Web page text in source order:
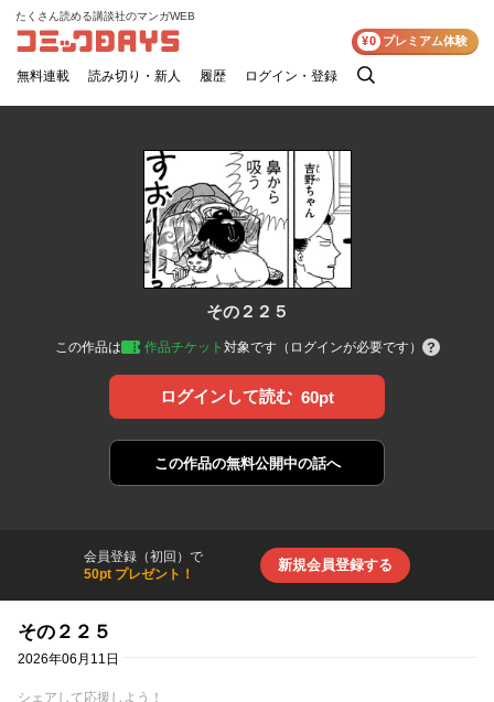
コミックDAYS
たくさん読める講談社のマンガWEB
無料連載 読み切り・新人 履歴 ログイン・登録
検
¥0 プレミアム体験
その２２５
この作品は 作品チケット 対象です（ログインが必要です）
ログインして読む 60pt
この作品の無料公開中の話へ
会員登録（初回）で
50pt プレゼント！
新規会員登録する
その２２５
2026年06月11日
シェアして応援しよう！